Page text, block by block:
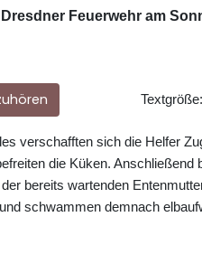
Feuerwehr am
Textgröße:
verschafften sich die Helfer
die Küken. Anschließend
bereits wartenden
schwammen demnach